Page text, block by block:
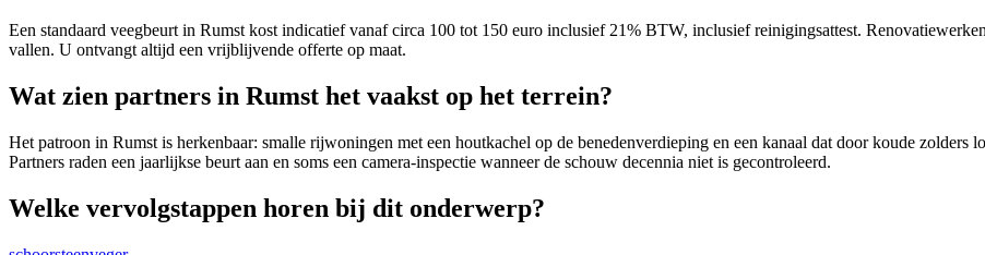
Een standaard veegbeurt in Rumst kost indicatief vanaf circa 100 tot 150 euro inclusief 21% BTW, inclusief reinigingsattest.
vallen. U ontvangt altijd een vrijblijvende offerte op maat.
Wat zien partners in Rumst het vaakst op het terrein?
Het patroon in Rumst is herkenbaar: smalle rijwoningen met een houtkachel op de benedenverdieping en een kanaal dat door koude zolders
Partners raden een jaarlijkse beurt aan en soms een camera-inspectie wanneer de schouw decennia niet is gecontroleerd.
Welke vervolgstappen horen bij dit onderwerp?